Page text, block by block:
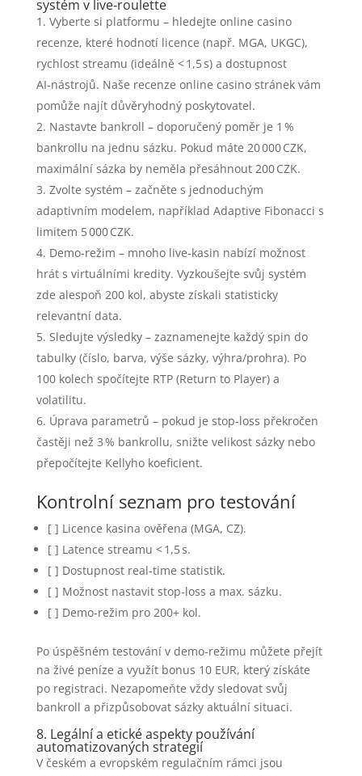
systém v live‑roulette
Vyberte si platformu – hledejte online casino
recenze, které hodnotí licence (např. MGA, UKGC),
rychlost streamu (ideálně < 1,5 s) a dostupnost
AI‑nástrojů. Naše recenze online casino stránek vám
pomůže najít důvěryhodný poskytovatel.
Nastavte bankroll – doporučený poměr je 1 %
bankrollu na jednu sázku. Pokud máte 20 000 CZK,
maximální sázka by neměla přesáhnout 200 CZK.
Zvolte systém – začněte s jednoduchým
adaptivním modelem, například Adaptive Fibonacci s
limitem 5 000 CZK.
Demo‑režim – mnoho live‑kasin nabízí možnost
hrát s virtuálními kredity. Vyzkoušejte svůj systém
zde alespoň 200 kol, abyste získali statisticky
relevantní data.
Sledujte výsledky – zaznamenejte každý spin do
tabulky (číslo, barva, výše sázky, výhra/prohra). Po
100 kolech spočítejte RTP (Return to Player) a
volatilitu.
Úprava parametrů – pokud je stop‑loss překročen
častěji než 3 % bankrollu, snižte velikost sázky nebo
přepočítejte Kellyho koeficient.
Kontrolní seznam pro testování
[ ] Licence kasina ověřena (MGA, CZ).
[ ] Latence streamu < 1,5 s.
[ ] Dostupnost real‑time statistik.
[ ] Možnost nastavit stop‑loss a max. sázku.
[ ] Demo‑režim pro 200+ kol.
Po úspěšném testování v demo‑režimu můžete přejít
na živé peníze a využít bonus 10 EUR, který získáte
po registraci. Nezapomeňte vždy sledovat svůj
bankroll a přizpůsobovat sázky aktuální situaci.
8. Legální a etické aspekty používání
automatizovaných strategií
V českém a evropském regulačním rámci jsou